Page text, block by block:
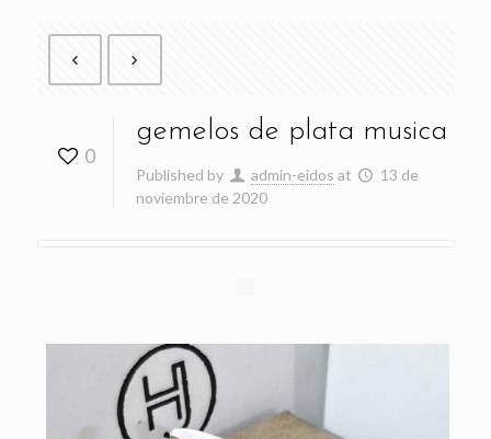
0
gemelos de plata musica
Published by admin-eidos at
13 de
noviembre de 2020